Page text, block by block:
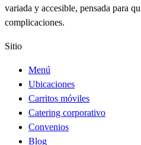
variada y accesible, pensada para
complicaciones.
Sitio
Menú
Ubicaciones
Carritos móviles
Catering corporativo
Convenios
Blog